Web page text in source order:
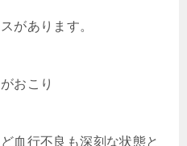
があります。
おこり
血行不良も深刻な状態と